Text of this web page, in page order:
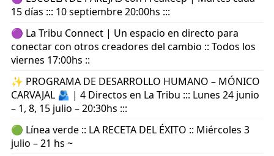
15 días ::: 10 septiembre 20:00hs :::
🟣 La Tribu Connect | Un espacio en directo para
conectar con otros creadores del cambio :: Todos los
viernes 17:00hs ::
✨ PROGRAMA DE DESARROLLO HUMANO – MÓNICO
CARVAJAL 🫂 | 4 Directos en La Tribu ::: Lunes 24 junio
– 1, 8, 15 julio – 20:30hs :::
🟢 Línea verde :: LA RECETA DEL ÉXITO :: Miércoles 3
julio – 21 hs ~